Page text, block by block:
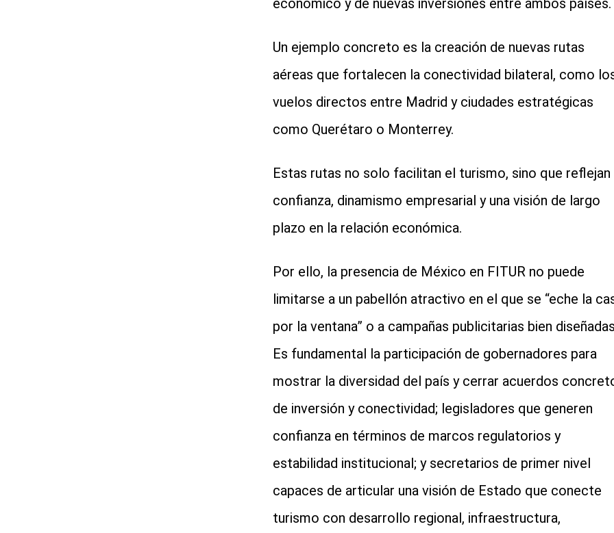
económico y de nuevas inversiones entre ambos países.
Un ejemplo concreto es la creación de nuevas rutas
aéreas que fortalecen la conectividad bilateral, como
vuelos directos entre Madrid y ciudades estratégicas
como Querétaro o Monterrey.
Estas rutas no solo facilitan el turismo, sino que reflejan
confianza, dinamismo empresarial y una visión de largo
plazo en la relación económica.
Por ello, la presencia de México en FITUR no puede
limitarse a un pabellón atractivo en el que se “eche la
por la ventana” o a campañas publicitarias bien
Es fundamental la participación de gobernadores para
mostrar la diversidad del país y cerrar acuerdos
de inversión y conectividad; legisladores que generen
confianza en términos de marcos regulatorios y
estabilidad institucional; y secretarios de primer nivel
capaces de articular una visión de Estado que conecte
turismo con desarrollo regional, infraestructura,